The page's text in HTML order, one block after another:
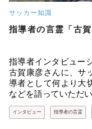
サッカー知識
指導者の言霊「古
指導者インタビュー
古賀康彦さんに、サ
導者として何より大
などを語っていただ
インタビュー 指導者の言霊